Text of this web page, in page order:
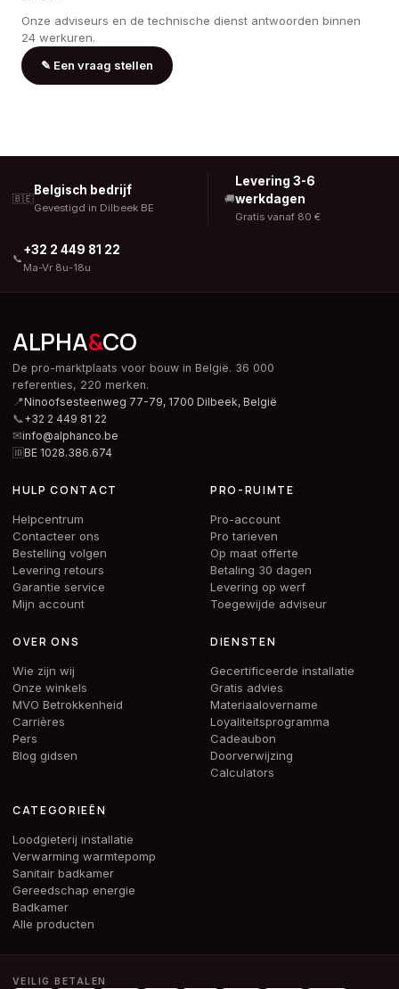
Onze adviseurs en de technische dienst antwoorden binnen
24 werkuren.
✎ Een vraag stellen
🇧🇪
Belgisch bedrijf
Gevestigd in Dilbeek BE
🚚
Levering 3-6
werkdagen
Gratis vanaf 80 €
📞
+32 2 449 81 22
Ma-Vr 8u-18u
ALPHA&CO
De pro-marktplaats voor bouw in België. 36 000
referenties, 220 merken.
📍Ninoofsesteenweg 77-79, 1700 Dilbeek, België
📞+32 2 449 81 22
✉info@alphanco.be
🆔BE 1028.386.674
HULP CONTACT
Helpcentrum
Contacteer ons
Bestelling volgen
Levering retours
Garantie service
Mijn account
PRO-RUIMTE
Pro-account
Pro tarieven
Op maat offerte
Betaling 30 dagen
Levering op werf
Toegewijde adviseur
OVER ONS
Wie zijn wij
Onze winkels
MVO Betrokkenheid
Carrières
Pers
Blog gidsen
DIENSTEN
Gecertificeerde installatie
Gratis advies
Materiaalovername
Loyaliteitsprogramma
Cadeaubon
Doorverwijzing
Calculators
CATEGORIEËN
Loodgieterij installatie
Verwarming warmtepomp
Sanitair badkamer
Gereedschap energie
Badkamer
Alle producten
VEILIG BETALEN